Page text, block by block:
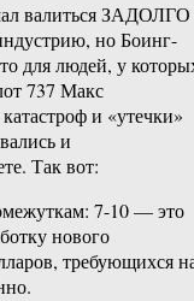
валиться ЗАДОЛГО
но Боинг-​
для людей, у
737 Макс
и «утечки»
и
Так вот:
7-10 — это
нового
требующихся